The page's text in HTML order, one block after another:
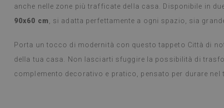
anche nelle zone più trafficate della casa. Disponibile in
90x60 cm
, si adatta perfettamente a ogni spazio, sia
Porta un tocco di modernità con questo tappeto Città di
della tua casa. Non lasciarti sfuggire la possibilità di
complemento decorativo e pratico, pensato per durare nel